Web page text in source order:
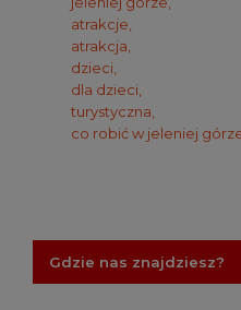
atrakcje,
atrakcja,
dzieci,
dla dzieci,
turystyczna,
co robić w jeleniej
Gdzie nas znajdziesz?